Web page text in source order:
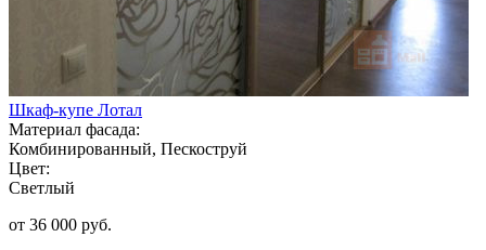
Шкаф-купе Лотал
Материал фасада:
Комбинированный, Пескоструй
Цвет:
Светлый
от 36 000 руб.